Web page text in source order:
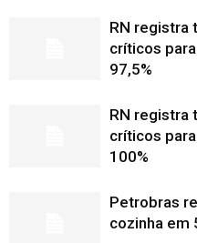
RN registra
críticos
97,5%
RN registra
críticos
100%
Petrobras
cozinha em